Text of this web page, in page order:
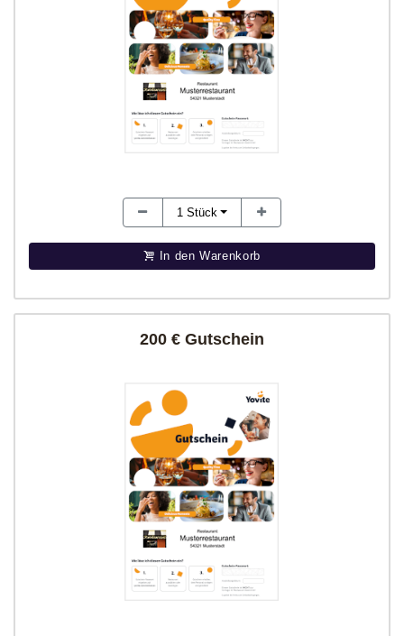
1 Stück
In den Warenkorb
200 € Gutschein